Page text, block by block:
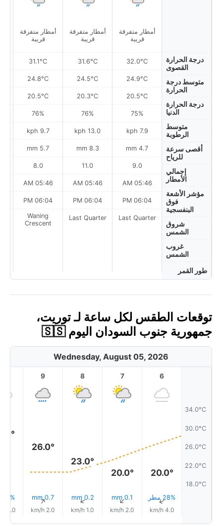
درجة الحرارة
القصوى
متوسط درجة
الحرارة
درجة الحرارة
الدنيا
متوسط
الرطوبة
أقصى سرعة
للرياح
إجمالي
الأمطار
مؤشر الأشعة
فوق
البنفسجية
شروق
الشمس
غروب
الشمس
طور القمر
أمطار متفرقة
قريبة
32.0°C
24.9°C
20.5°C
75%
7.9 kph
4.7 mm
9.0
05:46 AM
06:04 PM
Last Quarter
أمطار متفرقة
قريبة
31.6°C
24.5°C
20.3°C
76%
13.0 kph
8.3 mm
11.0
05:46 AM
06:04 PM
Last Quarter
أمطار متفرقة
قريبة
31.1°C
24.8°C
20.5°C
76%
9.7 kph
5.7 mm
8.0
05:46 AM
06:04 PM
Waning
Crescent
توقعات الطقس لكل ساعة لـ توريت،
جمهورية جنوب السودان اليوم 🇸🇸
Wednesday, August 05, 2026
34.0°C
30.0°C
26.0°C
22.0°C
18.0°C
6
20.0°
28% مطر↑
4.0 km/h
7
20.0°
0.1 mm
↑
2.0 km/h
8
23.0°
0.2 mm
↑
1.0 km/h
9
26.0°
0.7 mm
↑
2.0 km/h
4% مطر
3.0 km/h